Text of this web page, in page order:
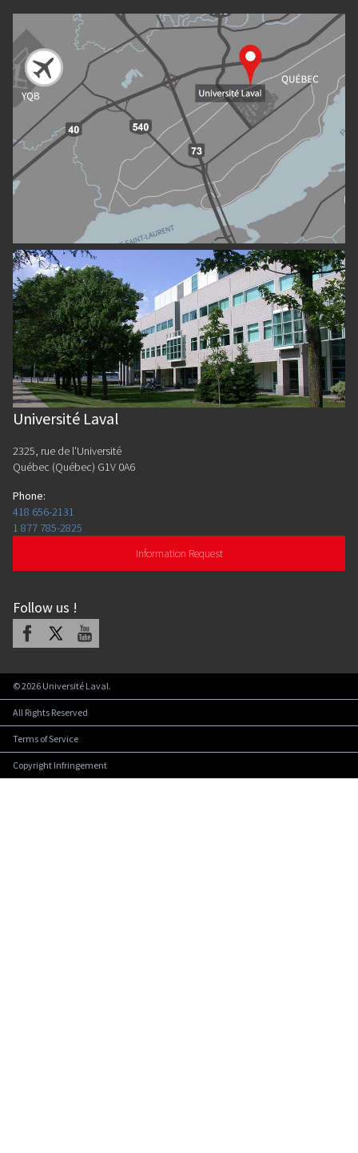
Université Laval
2325, rue de l'Université
Québec (Québec) G1V 0A6
Phone:
418 656-2131
1 877 785-2825
Information Request
Follow us !
Facebook Youtube
©2026 Université Laval.
All Rights Reserved
Terms of Service
Copyright Infringement